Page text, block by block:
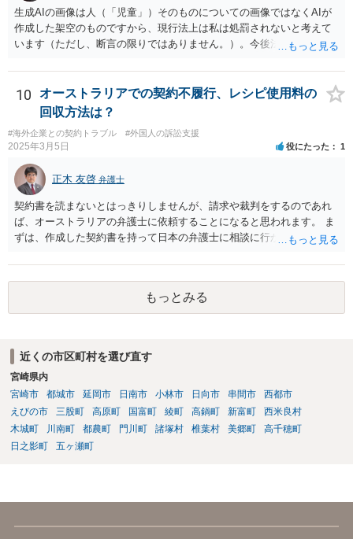
売する場合は、販売国の商標・意匠等を確認する必要があります。 他
の作家の例は、許諾を得ている、権利が消滅している、侵害に当たら
ない、又は単に権利行使されていないなど、様々な可能性がありま
す。他人が販売していることだけでは、適法とは判断できません。
生成AIの画像は人（「児童」）そのものについての画像ではなくAIが
作成した架空のものですから、現行法上は私は処罰されないと考えて
います（ただし、断言の限りではありません。）。今後法律改正があ
かどうか不明ですが、よろしくお願いいたします。
10
オーストラリアでの契約不履行、レシピ使用料の
回収方法は？
#海外企業との契約トラブル #外国人の訴訟支援
2025年3月5日 役にたった 1
正木 友啓 弁護士
契約書を読まないとはっきりしませんが、請求や裁判をするのであれ
ば、オーストラリアの弁護士に依頼することになると思われます。 ま
ずは、作成した契約書を持って日本の弁護士に相談に行かれて、契約
もっとみる
近くの市区町村を選び直す
宮崎県内
宮崎市
都城市 延岡市 日南市 小林市 日向市 串間市
西都市
えびの市
三股町 高原町 国富町 綾町 高鍋町 新富町
西米良村
木城町
川南町 都農町 門川町 諸塚村 椎葉村 美郷町
高千穂町
日之影町
五ヶ瀬町